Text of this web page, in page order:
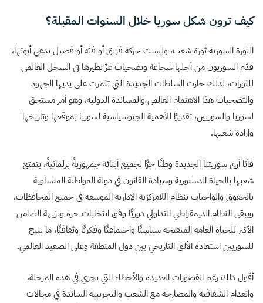
كيف ترون شكل سوريا خلال السنوات المقبلة؟
الثورة السورية ثورة شعب، وليست حركة فريق أو فئة أو فصيل يدعي أبوتها،
قدّم السوريون من أجلها شجاعة وتضحيات عزّ نظيرها في السجل العالمي
للثورات، لذلك حازت السلطات الجديدة التي تثمرت على يديها الجهود
والتضحيات هذا الاهتمام العالمي والمساندة الدولية، وهو أمر مستحق
لسوريا والسوريين، تقديرًا للأهمية الجيوسياسية لسوريا بموقعها وتاريخها
وإرادة شعبها.
فأنا أرى سوريتنا الجديدة وطنًا حرًّا لجميع أبنائه جمهوريةً برلمانيةً، يتمتع
شعبها بالحياة الدستورية وسيادة القانون في دولة المواطنة المتساوية
بالحقوق والواجبات بنظام اللامركزية الإدارية الموسعة في جميع المحافظات،
ويبقى النظام الديمقراطي التداولي دوريًّا وفق انتخابات حرة ونزيهة الضامن
الأكبر للحياة العامة المنفتحة سياسيًّا واجتماعيًّا وفكريًّا وثقافيًّا، ما يتيح
للسوريين استعادة الألق التاريخي بين دول المنطقة وعلى الصعيد العالمي.
أقول ذلك رغم القصورات العديدة والأخطاء التي تجري في هذه المرحلة،
وانعدام الشفافية والمصارحة مع الشعب والتجريبية السائدة في مجالات